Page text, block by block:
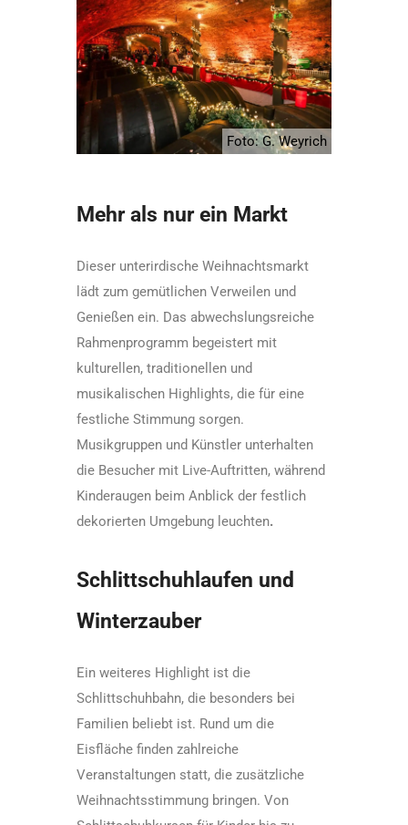
Foto: G. Weyrich
Mehr als nur ein Markt
Dieser unterirdische Weihnachtsmarkt
lädt zum gemütlichen Verweilen und
Genießen ein. Das abwechslungsreiche
Rahmenprogramm begeistert mit
kulturellen, traditionellen und
musikalischen Highlights, die für eine
festliche Stimmung sorgen.
Musikgruppen und Künstler unterhalten
die Besucher mit Live-Auftritten, während
Kinderaugen beim Anblick der festlich
dekorierten Umgebung leuchten.
Schlittschuhlaufen und
Winterzauber
Ein weiteres Highlight ist die
Schlittschuhbahn, die besonders bei
Familien beliebt ist. Rund um die
Eisfläche finden zahlreiche
Veranstaltungen statt, die zusätzliche
Weihnachtsstimmung bringen. Von